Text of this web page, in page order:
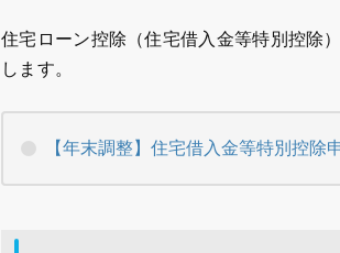
住宅ローン控除（住宅借入金等特別控除
します。
【年末調整】住宅借入金等特別控除